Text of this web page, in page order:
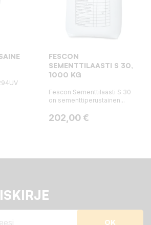
FESCON
SEMENTTILAASTI S 30,
1000 KG
Fescon Sementtilaasti S 30
on sementtiperustainen...
Hinta
202,00 €